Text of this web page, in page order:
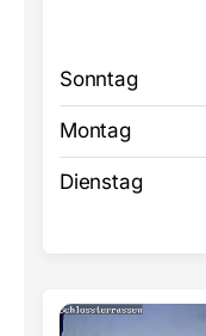
Sonntag
Montag
Dienstag